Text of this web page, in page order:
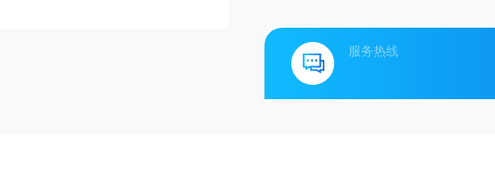
服务热线